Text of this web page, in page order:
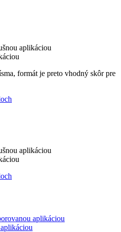
aplikáciou
formát je preto vhodný skôr pre
aplikáciou
aplikáciou